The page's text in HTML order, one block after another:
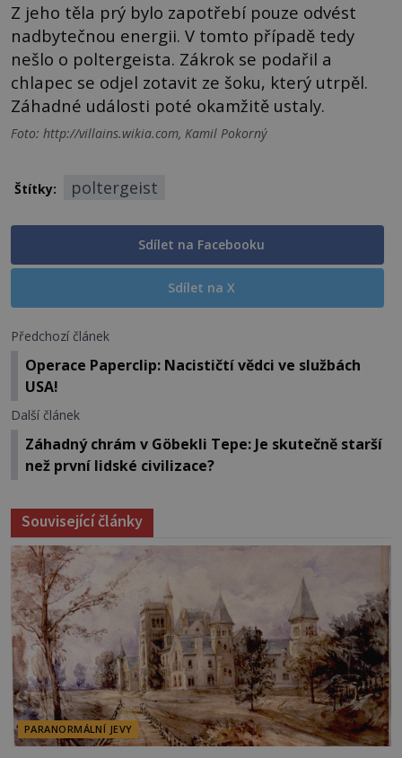
Z jeho těla prý bylo zapotřebí pouze odvést
nadbytečnou energii. V tomto případě tedy
nešlo o poltergeista. Zákrok se podařil a
chlapec se odjel zotavit ze šoku, který utrpěl.
Záhadné události poté okamžitě ustaly.
Foto: http://villains.wikia.com, Kamil Pokorný
Štítky: poltergeist
Sdílet na Facebooku
Sdílet na X
Předchozí článek
Operace Paperclip: Nacističtí vědci ve službách
USA!
Další článek
Záhadný chrám v Göbekli Tepe: Je skutečně starší
než první lidské civilizace?
Související články
PARANORMÁLNÍ JEVY